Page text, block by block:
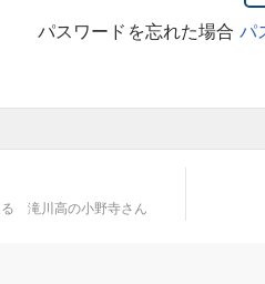
パスワードを忘れた場合 パ
る 滝川高の小野寺さん